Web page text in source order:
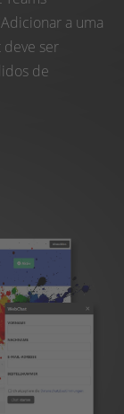
a uma
ser
de